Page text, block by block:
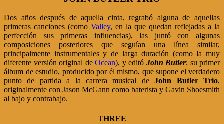
Dos años después de aquella cinta, regrabó alguna de aquellas
primeras canciones (como Valley, en la que quedan reflejadas a la
perfección sus primeras influencias), las juntó con algunas
composiciones posteriores que seguían una línea similar,
principalmente instrumentales y de larga duración (como la muy
diferente versión original de Ocean), y editó John Butler; su primer
álbum de estudio, producido por él mismo, que supone el verdadero
punto de partida a la carrera musical deJohn Butler Trio,
originalmente con Jason McGann como baterista y Gavin Shoesmith
al bajo y contrabajo.
THREE